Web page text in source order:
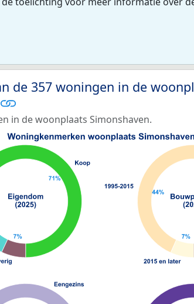
de 357 woningen in de
in de woonplaats Simonshaven.